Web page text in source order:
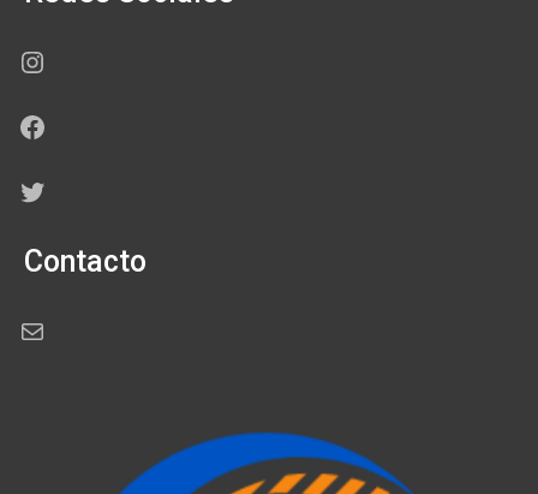
Instagram
Facebook
Twitter
Contacto
Correo electrónico